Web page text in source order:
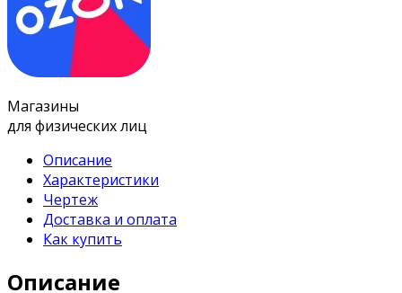
Магазины
для физических лиц
Описание
Характеристики
Чертеж
Доставка и оплата
Как купить
Описание